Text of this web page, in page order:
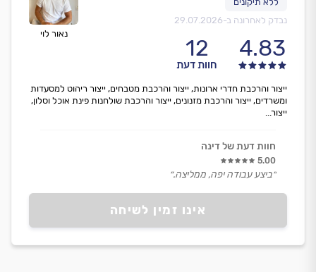
נאור לוי
נבדק לאחרונה ב-29.07.2026
4.83
12
חוות דעת
אינו זמין לשיחה
ייצור והרכבת חדרי ארונות, ייצור והרכבת מטבחים, ייצור ריהוט למסעדות
ומשרדים, ייצור והרכבת מזנונים, ייצור והרכבת שולחנות פינת אוכל וסלון,
ייצור...
חוות דעת של דינה
5.00
״ביצע עבודה יפה, ממליצה.״